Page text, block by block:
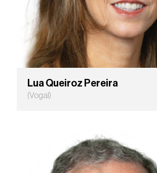
Lua Queiroz Pereira
(Vogal)